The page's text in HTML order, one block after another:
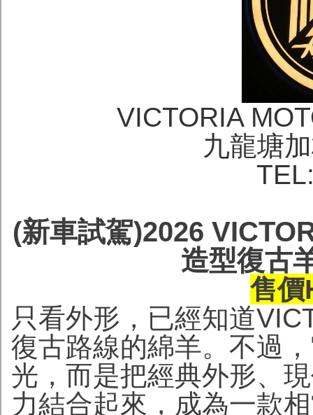
VICTORIA
九龍塘
(新車試駕)2026
造型復古
售價
只看外形，已經知道
復古路線的綿羊。不過
光，而是把經典外形、
力結合起來，成為一款